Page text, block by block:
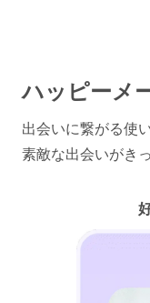
ハッピーメ
出会いに繋がる使
素敵な出会いがき